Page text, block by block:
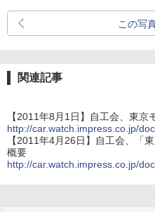
この写
関連記事
【2011年8月1日】自工会、東
http://car.watch.impress.co.jp/
【2011年4月26日】自工会、「
概要
http://car.watch.impress.co.jp/